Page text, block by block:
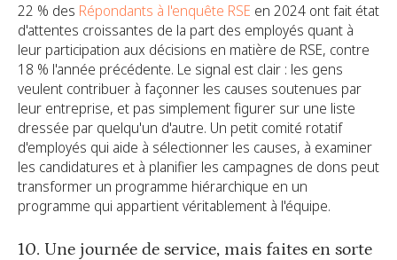
22 % des Répondants à l'enquête RSE en 2024 ont fait état
d'attentes croissantes de la part des employés quant à
leur participation aux décisions en matière de RSE, contre
18 % l'année précédente. Le signal est clair : les gens
veulent contribuer à façonner les causes soutenues par
leur entreprise, et pas simplement figurer sur une liste
dressée par quelqu'un d'autre. Un petit comité rotatif
d'employés qui aide à sélectionner les causes, à examiner
les candidatures et à planifier les campagnes de dons peut
transformer un programme hiérarchique en un
programme qui appartient véritablement à l'équipe.
10. Une journée de service, mais faites en sorte